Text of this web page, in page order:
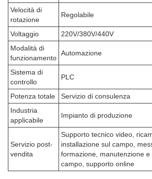
Velocità di
rotazione
Regolabile
Voltaggio
220V/380V/440V
Modalità di
funzionamento
Automazione
Sistema di
controllo
PLC
Potenza totale
Servizio di consulenza
Industria
applicabile
Impianto di produzione
Servizio post-
vendita
Supporto tecnico video,
installazione sul campo,
formazione, manutenzione
campo, supporto online